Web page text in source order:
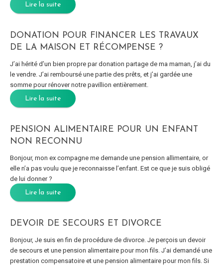
Lire la suite
DONATION POUR FINANCER LES TRAVAUX
DE LA MAISON ET RÉCOMPENSE ?
J’ai hérité d’un bien propre par donation partage de ma maman, j’ai du
le vendre. J’ai remboursé une partie des prêts, et j’ai gardée une
somme pour rénover notre pavillion entièrement.
Lire la suite
PENSION ALIMENTAIRE POUR UN ENFANT
NON RECONNU
Bonjour, mon ex compagne me demande une pension allimentaire, or
elle n’a pas voulu que je reconnaisse l’enfant. Est ce que je suis obligé
de lui donner ?
Lire la suite
DEVOIR DE SECOURS ET DIVORCE
Bonjour, Je suis en fin de procédure de divorce. Je perçois un devoir
de secours et une pension alimentaire pour mon fils. J’ai demandé une
prestation compensatoire et une pension alimentaire pour mon fils. Si